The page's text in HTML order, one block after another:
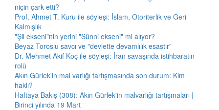
niçin çark etti?
Prof. Ahmet T. Kuru ile söyleşi: İslam, Otoriterlik ve Geri
Kalmışlık
"Şii ekseni"nin yerini "Sünni ekseni" mi alıyor?
Beyaz Toroslu savcı ve "devlette devamlılık esastır"
Dr. Mehmet Akif Koç ile söyleşi: İran savaşında istihbaratın
rolü
Akın Gürlek'in mal varlığı tartışmasında son durum: Kim
haklı?
Haftaya Bakış (308): Akın Gürlek'in malvarlığı tartışmaları |
Birinci yılında 19 Mart